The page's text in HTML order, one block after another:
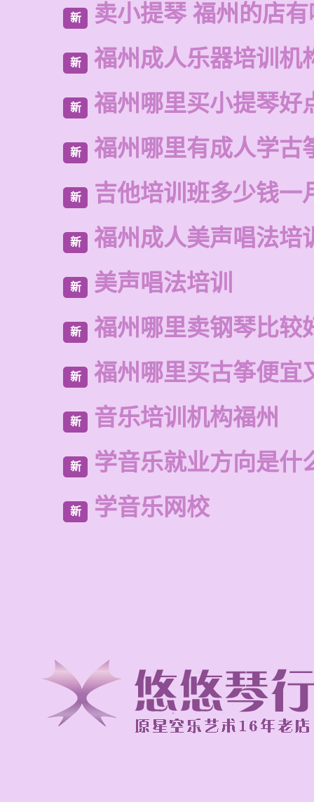
新 卖小提琴 福州的店
新 福州成人乐器培训机
新 福州哪里买小提琴好
新 福州哪里有成人学古
新 吉他培训班多少钱一
新 福州成人美声唱法培
新 美声唱法培训
新 福州哪里卖钢琴比较
新 福州哪里买古筝便宜
新 音乐培训机构福州
新 学音乐就业方向是什
新 学音乐网校